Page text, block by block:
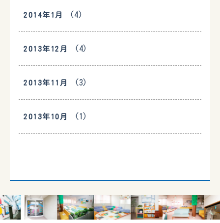
2014年1月 (4)
2013年12月 (4)
2013年11月 (3)
2013年10月 (1)